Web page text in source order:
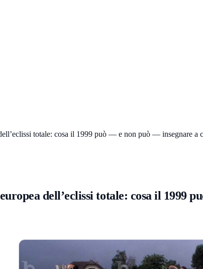
totale: cosa il 1999 può — e non può — insegnare a
dell’eclissi totale: cosa il 1999